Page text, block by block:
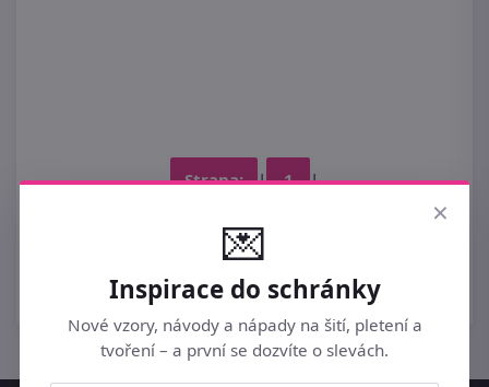
Strana: | 1 |
jsou určené k prodeji v módní sezóně 2026.
×
💌
Inspirace do schránky
Nové vzory, návody a nápady na šití, pletení a
tvoření – a první se dozvíte o slevách.